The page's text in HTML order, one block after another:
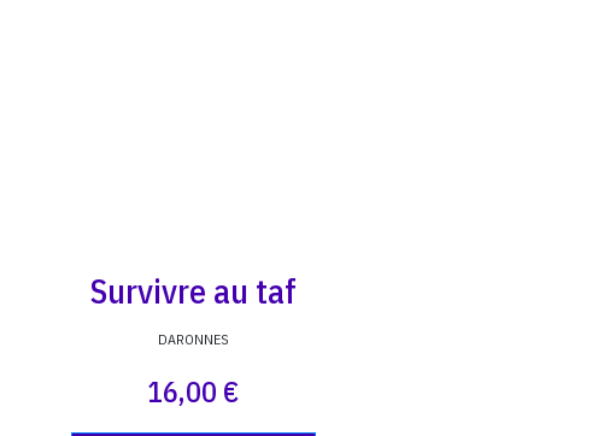
Survivre au taf
DARONNES
16,00 €